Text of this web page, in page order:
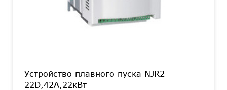
Устройство плавного пуска NJR2-
22D,42А,22кВт